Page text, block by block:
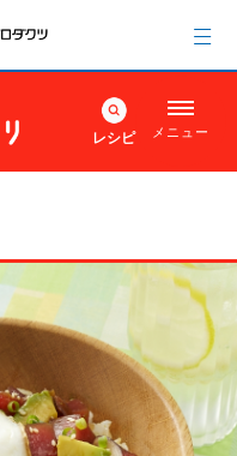
レシピ メニュー